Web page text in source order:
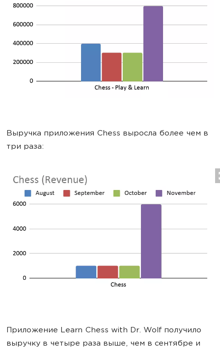
Выручка приложения Chess выросла более чем в
три раза:
Приложение Learn Chess with Dr. Wolf получило
выручку в четыре раза выше, чем в сентябре и